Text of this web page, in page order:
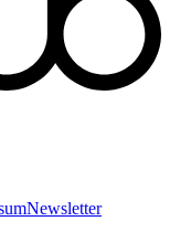
Newsletter